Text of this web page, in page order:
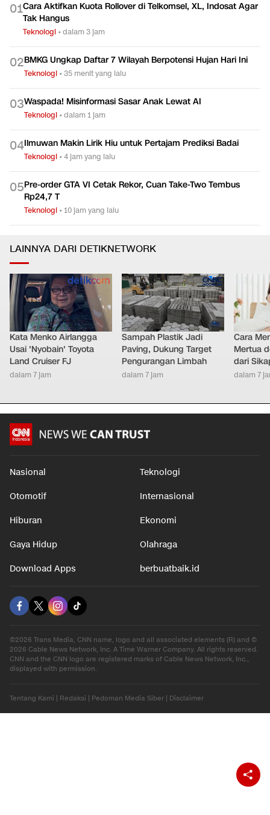
01Cara Aktifkan Kuota Rollover di Telkomsel, XL, Indosat Agar
Tak Hangus
Teknologi •dalam 3 jam
02BMKG Ungkap Daftar 7 Wilayah Berpotensi Hujan Hari Ini
Teknologi •35 menit yang lalu
03Waspada! Misinformasi Sasar Anak Lewat AI
Teknologi •dalam 1 jam
04Ilmuwan Makin Lirik Hiu untuk Pertajam Prediksi Badai
Teknologi •4 jam yang lalu
05Pre-order GTA VI Cetak Rekor, Cuan Take-Two Tembus
Rp24,7 T
Teknologi •10 jam yang lalu
LAINNYA DARI DETIKNETWORK
Kata Menko Airlangga
Usai 'Nyobain' Toyota
Land Cruiser FJ
dalam 7 jam
Sampah Plastik Jadi
Paving, Dukung Target
Pengurangan Limbah
dalam 7 jam
Cara
Mertua
dari
dalam 7
Nasional Teknologi
Otomotif Internasional
Hiburan Ekonomi
Gaya Hidup Olahraga
Download Apps berbuatbaik.id
©2026 Trans Media, CNN name, logo and all associated elements (R) and ©
2026 Cable News Network, Inc. A Time Warner Company. All rights reserved.
CNN and the CNN logo are registered marks of Cable News Network, Inc.,
displayed with permission.
Tentang Kami Redaksi Pedoman Media Siber Disclaimer